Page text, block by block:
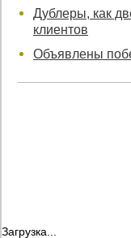
Дублеры, как
клиентов
Объявлены
Загрузка...